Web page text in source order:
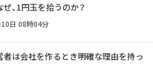
、1円玉を拾うのか？
日 08時04分
者は会社を作るとき明確な理由を持っ